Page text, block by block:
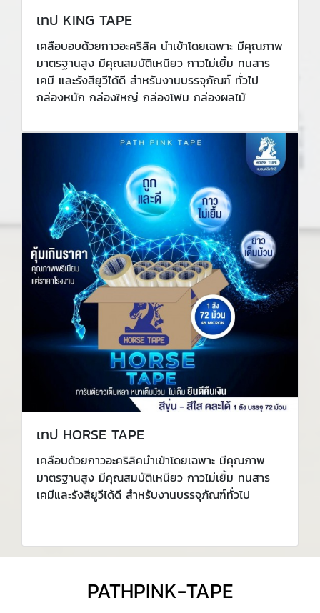
เทป KING TAPE
เคลือบอบด้วยกาวอะคริลิค นำเข้าโดยเฉพาะ มีคุณภาพ
มาตรฐานสูง มีคุณสมบัติเหนียว กาวไม่เยิ้ม ทนสาร
เคมี และรังสียูวีได้ดี สำหรับงานบรรจุภัณฑ์ ทั่วไป
กล่องหนัก กล่องใหญ่ กล่องโฟม กล่องผลไม้
เทป HORSE TAPE
เคลือบด้วยกาวอะคริลิคนำเข้าโดยเฉพาะ มีคุณภาพ
มาตรฐานสูง มีคุณสมบัติเหนียว กาวไม่เยิ้ม ทนสาร
เคมีและรังสียูวีได้ดี สำหรับงานบรรจุภัณฑ์ทั่วไป
PATHPINK-TAPE